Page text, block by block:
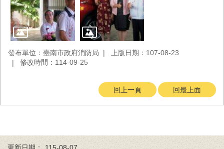
政
府
消
防
News
臉
發布單位：臺南市政府消防局
上版日期：107-08-23
修改時間：114-09-25
回上一頁 回最上面